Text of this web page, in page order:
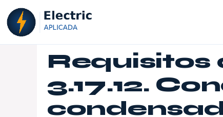
Saltar
al
contenido
Requisitos
3.17.12.